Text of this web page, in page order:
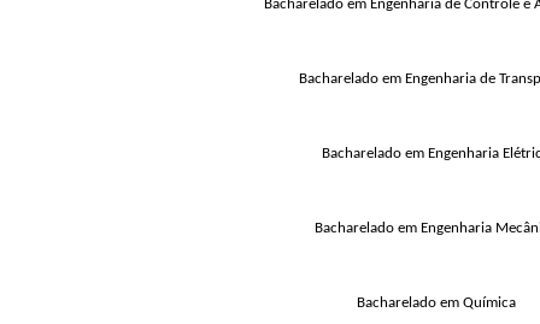
Bacharelado em Engenharia de Controle e
Bacharelado em Engenharia de
Bacharelado em Engenharia
Bacharelado em Engenharia
Bacharelado em Química